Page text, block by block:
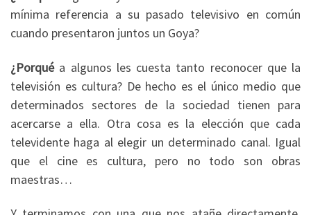
mínima referencia a su pasado televisivo en común
cuando presentaron juntos un Goya?
¿Porquéa algunos les cuesta tanto reconocer que la
televisión es cultura? De hecho es el único medio que
determinados sectores de la sociedad tienen para
acercarse a ella. Otra cosa es la elección que cada
televidente haga al elegir un determinado canal. Igual
que el cine es cultura, pero no todo son obras
maestras…